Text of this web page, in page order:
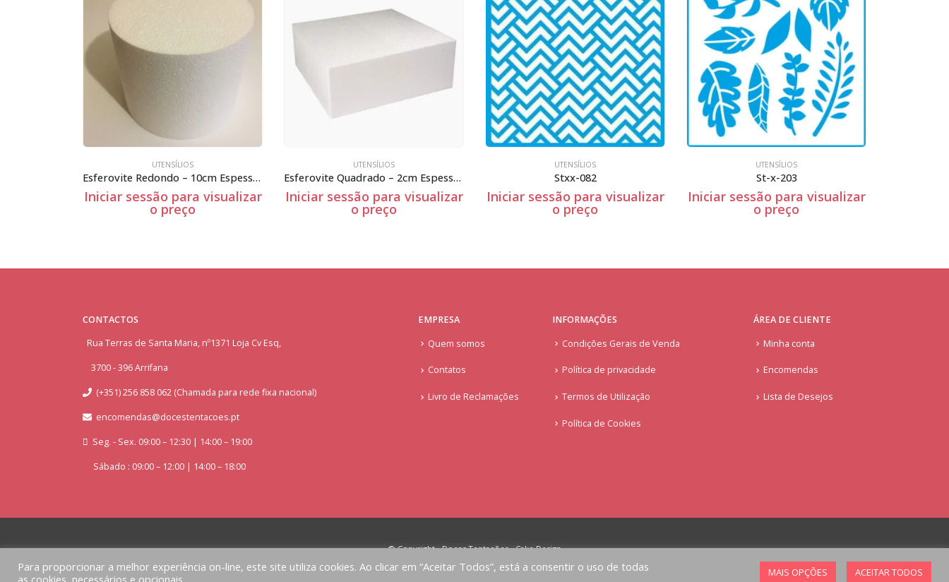
Esferovite Redondo – 10cm Espessura
sessão para visualizar
Esferovite Quadrado – 2cm Espessura
Iniciar sessão para visualizar
Stxx-082
Iniciar sessão para visualizar Iniciar sessão para visualizar Iniciar sessão para
CONTACTOS
Rua Terras de Santa Maria, nº1371 Loja Cv Esq,
3700 - 396 Arrifana
(+351) 256 858 062 (Chamada para rede fixa nacional)
encomendas@docestentacoes.pt
Seg. - Sex. 09:00 – 12:30 | 14:00 – 19:00
Sábado : 09:00 – 12:00 | 14:00 – 18:00
EMPRESA
Quem somos
Contatos
Livro de Reclamações
INFORMAÇÕES
Condições Gerais de Venda
Política de privacidade
Termos de Utilização
Política de Cookies
ÁREA DE CLIENTE
Minha conta
Encomendas
Lista de Desejos
© Copyright - Doces Tentações - Cake Design
Implementado porAlbergueDigital.com
Para proporcionar a melhor experiência on-line, este site utiliza cookies. Ao clicar em “Aceitar Todos”, está a consentir o uso de todas
as cookies, necessários e opcionais.
MAIS OPÇÕES ACEITAR TODOS